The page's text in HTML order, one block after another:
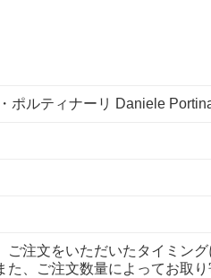
ポルティナーリ Daniele
注文をいただいたタイミン
、ご注文数量によってお取